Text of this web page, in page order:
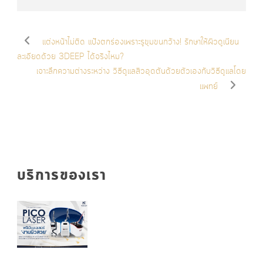
แต่งหน้าไม่ติด แป้งตกร่องเพราะรูขุมขนกว้าง! รักษาให้ผิวดูเนียน
ละเอียดด้วย 3DEEP ได้จริงไหม?
เจาะลึกความต่างระหว่าง วิธีดูแลสิวอุดตันด้วยตัวเองกับวิธีดูแลโดย
แพทย์
บริการของเรา